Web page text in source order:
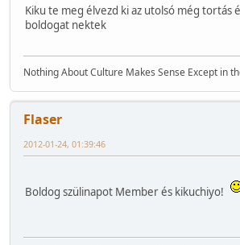
Kiku te meg élvezd ki az utolsó még tortás
boldogat nektek
Nothing About Culture Makes Sense Except in
Flaser
2012-01-24, 01:39:46
Boldog szülinapot Member és kikuchiyo!